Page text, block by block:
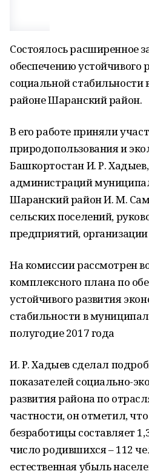
Состоялось расширенное
обеспечению устойчивого
социальной
районе Шаранский район.
В его работе приняли
природопользования и
Башкортостан И. Р.
администраций
Шаранский район И. М.
сельских поселений,
предприятий,
На комиссии рассмотрен
комплексного плана по
устойчивого развития
стабильности в
полугодие 2017 года
И. Р. Хадыев сделал
показателей социально-
развития района по
частности, он отметил,
безработицы составляет
число родившихся – 112
естественная убыль